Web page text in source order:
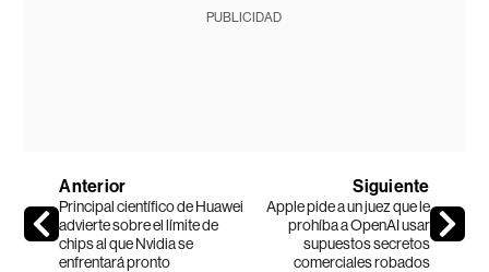
PUBLICIDAD
Anterior
Principal científico de Huawei
advierte sobre el límite de
chips al que Nvidia se
enfrentará pronto
Siguiente
Apple pide a un juez que le
prohíba a OpenAI usar
supuestos secretos
comerciales robados